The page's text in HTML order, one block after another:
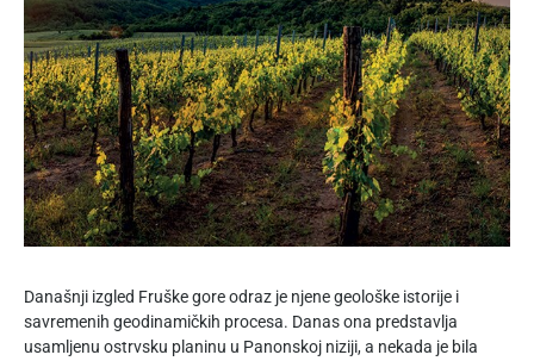
Današnji izgled Fruške gore odraz je njene geološke istorije i
savremenih geodinamičkih procesa. Danas ona predstavlja
usamljenu ostrvsku planinu u Panonskoj niziji, a nekada je bila